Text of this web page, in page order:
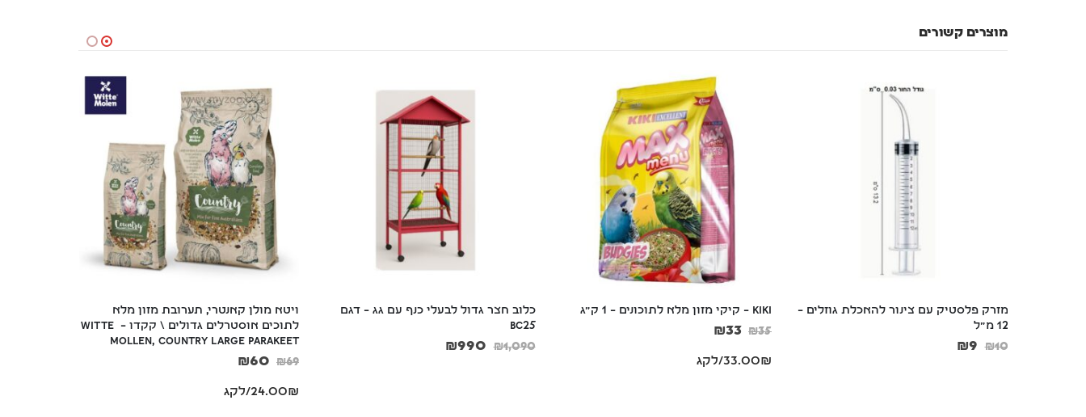
מוצרים קשורים
מזרק פלסטיק עם צינור להאכלת גוזלים –
12 מ"ל
₪10
₪9
KIKI – קיקי מזון מלא לתוכונים – 1 ק"ג
₪35
₪33
33.00₪/לקג
כלוב חצר גדול לבעלי כנף עם גג – דגם
BC25
₪1,090
₪990
ויטא מולן קאנטרי, תערובת מזון מלא
לתוכים אוסטרלים גדולים \ קקדו – Witte
Mollen, Country Large Parakeet
₪69
₪60
24.00₪/לקג